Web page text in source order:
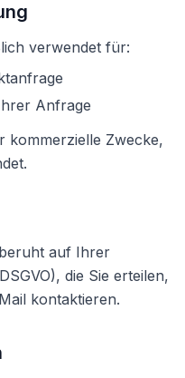
verwendet für:
Anfrage
kommerzielle Zwecke,
auf Ihrer
die Sie erteilen,
kontaktieren.